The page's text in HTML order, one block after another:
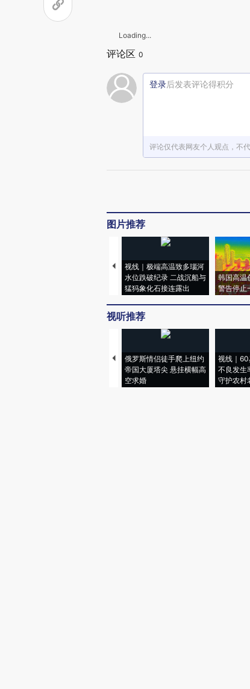
Loading...
评论区 0
登录后发表评论得积分
评论仅代表网友个人观点，不
图片推荐
视线｜极端高温致多瑙河
水位跌破纪录 二战沉船与
猛犸象化石接连露出
韩国高温
警告停止
视听推荐
俄罗斯情侣徒手爬上纽约
帝国大厦塔尖 悬挂横幅高
空求婚
视线｜
不良发生
守护农村